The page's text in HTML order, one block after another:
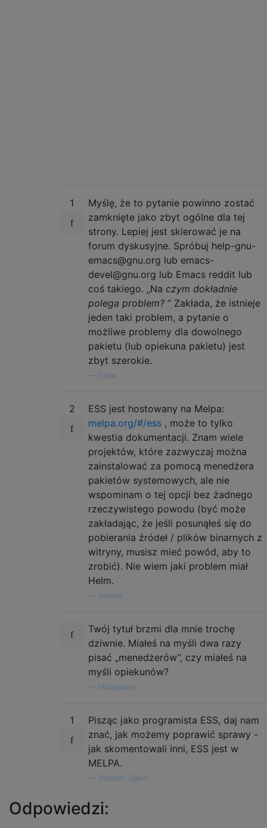
1
Myślę, że to pytanie powinno zostać
zamknięte jako zbyt ogólne dla tej
strony. Lepiej jest skierować je na
forum dyskusyjne. Spróbuj help-gnu-
emacs@gnu.org lub emacs-
devel@gnu.org lub Emacs reddit lub
coś takiego. „Na czym dokładnie
polega problem? ” Zakłada, że ​​istnieje
jeden taki problem, a pytanie o
możliwe problemy dla dowolnego
pakietu (lub opiekuna pakietu) jest
zbyt szerokie.
Drew
2
ESS jest hostowany na Melpa:
melpa.org/#/ess , może to tylko
kwestia dokumentacji. Znam wiele
projektów, które zazwyczaj można
zainstalować za pomocą menedżera
pakietów systemowych, ale nie
wspominam o tej opcji bez żadnego
rzeczywistego powodu (być może
zakładając, że jeśli posunąłeś się do
pobierania źródeł / plików binarnych z
witryny, musisz mieć powód, aby to
zrobić). Nie wiem jaki problem miał
Helm.
wvxvw
Twój tytuł brzmi dla mnie trochę
dziwnie. Miałeś na myśli dwa razy
pisać „menedżerów”, czy miałeś na
myśli opiekunów?
Malabarba
1
Pisząc jako programista ESS, daj nam
znać, jak możemy poprawić sprawy -
jak skomentowali inni, ESS jest w
MELPA.
Stephen Eglen,
Odpowiedzi: